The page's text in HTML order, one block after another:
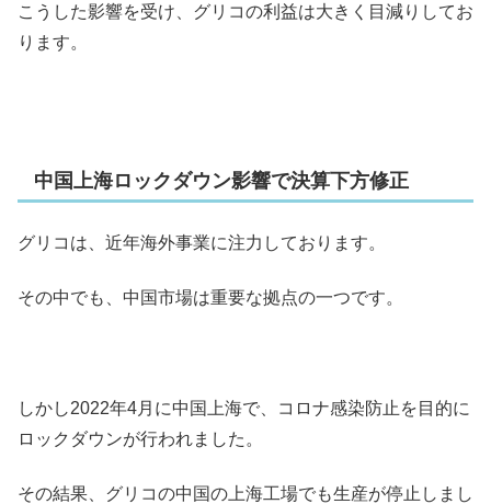
こうした影響を受け、グリコの利益は大きく目減りしてお
ります。
中国上海ロックダウン影響で決算下方修正
グリコは、近年海外事業に注力しております。
その中でも、中国市場は重要な拠点の一つです。
しかし2022年4月に中国上海で、コロナ感染防止を目的に
ロックダウンが行われました。
その結果、グリコの中国の上海工場でも生産が停止しまし